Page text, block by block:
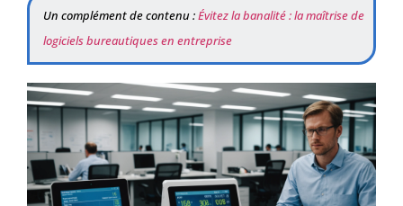
Un complément de contenu :Évitez la banalité : la maîtrise de
logiciels bureautiques en entreprise